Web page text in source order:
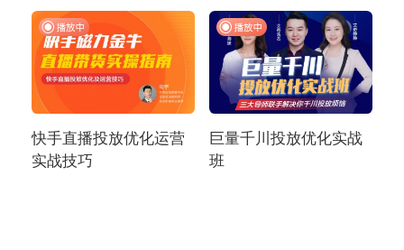
快手直播投放优化运营
实战技巧
巨量千川投放优化实战
班